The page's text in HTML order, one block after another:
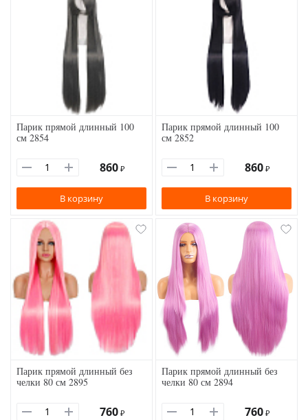
Парик прямой длинный 100
см 2854
860 ₽
В корзину
Парик прямой длинный 100
см 2852
860 ₽
В корзину
Парик прямой длинный без
челки 80 см 2895
760 ₽
Парик прямой длинный без
челки 80 см 2894
760 ₽